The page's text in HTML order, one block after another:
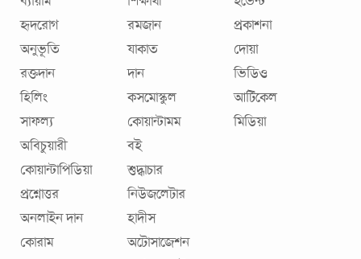
সুখী দাম্পত্যের দশ টিপস্
জীবনের এক প্রয়োজনীয় একইসাথে চ্যালেঞ্জিং ক্ষেত্র হলো
দাম্পত্যজীবন। ছোট ছোট কয়েকটি টিপস অনুসরণ করলেই এ জীবন
হতে পারে অনেক আনন্দময়। ১. বাস্তববাদী
হৃদরোগ
অনুভূতি
রক্তদান
হিলিং
সাফল্য
রমজান
যাকাত
দান
কসমোস্কুল
কোয়ান্টামম
প্রকাশনা
দোয়া
ভিডিও
আর্টিকেল
মিডিয়া
অবিচুয়ারী
কোয়ান্টাপিডিয়া
প্রশ্নোত্তর
অনলাইন দান
কোরাম
বই
শুদ্ধাচার
নিউজলেটার
হাদীস
অটোসাজেশন